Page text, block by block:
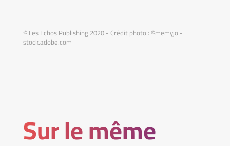
© Les Echos Publishing 2020 - Crédit photo : ©memyjo -
stock.adobe.com
Sur le même